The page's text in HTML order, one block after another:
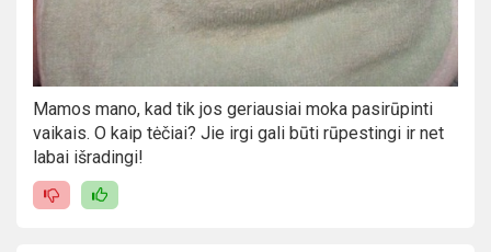
Mamos mano, kad tik jos geriausiai moka pasirūpinti
vaikais. O kaip tėčiai? Jie irgi gali būti rūpestingi ir net
labai išradingi!